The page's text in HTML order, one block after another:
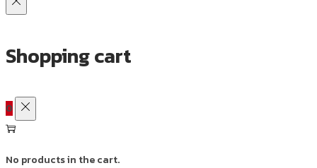
Shopping cart
0
No products in the cart.